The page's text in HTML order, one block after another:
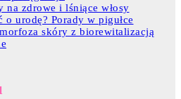
na zdrowe i lśniące włosy
o urodę? Porady w pigułce
skóry z biorewitalizacją